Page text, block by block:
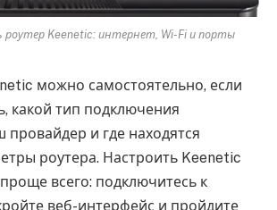
роутер Keenetic: интернет, Wi-Fi и порты
можно самостоятельно, если
какой тип подключения
провайдер и где находятся
роутера. Настроить Keenetic
всего: подключитесь к
веб-интерфейс и пройдите